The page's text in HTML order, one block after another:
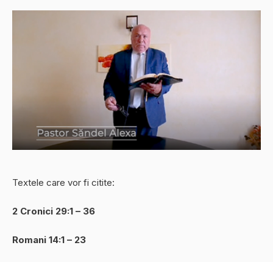
Textele care vor fi citite:
2 Cronici 29:1 – 36
Romani 14:1 – 23